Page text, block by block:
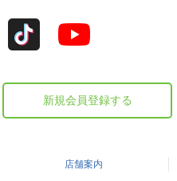
新規会員登録する
店舗案内